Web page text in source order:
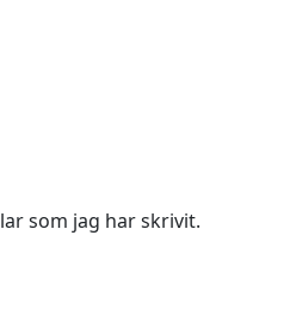
som jag har skrivit.